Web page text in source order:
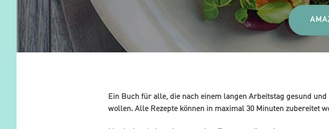
Ein Buch für alle, die nach einem langen Arbeitstag gesund und
wollen. Alle Rezepte können in maximal 30 Minuten zubereitet